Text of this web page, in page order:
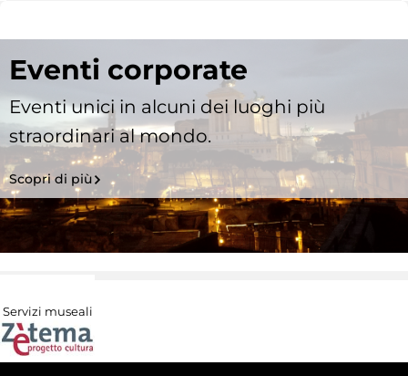
Eventi corporate
Eventi unici in alcuni dei luoghi più
straordinari al mondo.
Scopri di più
Servizi museali